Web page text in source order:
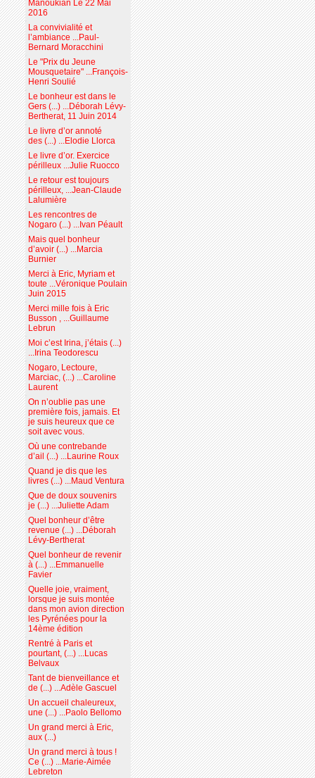
Manoukian Le 22 Mai
2016
La convivialité et
l’ambiance ...Paul-
Bernard Moracchini
Le "Prix du Jeune
Mousquetaire" ...François-
Henri Soulié
Le bonheur est dans le
Gers (...) ...Déborah Lévy-
Bertherat, 11 Juin 2014
Le livre d’or annoté
des (...) ...Elodie Llorca
Le livre d’or. Exercice
périlleux ...Julie Ruocco
Le retour est toujours
périlleux, ...Jean-Claude
Lalumière
Les rencontres de
Nogaro (...) ...Ivan Péault
Mais quel bonheur
d’avoir (...) ...Marcia
Burnier
Merci à Eric, Myriam et
toute ...Véronique Poulain
Juin 2015
Merci mille fois à Eric
Busson , ...Guillaume
Lebrun
Moi c’est Irina, j’étais (...)
...Irina Teodorescu
Nogaro, Lectoure,
Marciac, (...) ...Caroline
Laurent
On n’oublie pas une
première fois, jamais. Et
je suis heureux que ce
soit avec vous.
Où une contrebande
d’ail (...) ...Laurine Roux
Quand je dis que les
livres (...) ...Maud Ventura
Que de doux souvenirs
je (...) ...Juliette Adam
Quel bonheur d’être
revenue (...) ...Déborah
Lévy-Bertherat
Quel bonheur de revenir
à (...) ...Emmanuelle
Favier
Quelle joie, vraiment,
lorsque je suis montée
dans mon avion direction
les Pyrénées pour la
14ème édition
Rentré à Paris et
pourtant, (...) ...Lucas
Belvaux
Tant de bienveillance et
de (...) ...Adèle Gascuel
Un accueil chaleureux,
une (...) ...Paolo Bellomo
Un grand merci à Eric,
aux (...)
Un grand merci à tous !
Ce (...) ...Marie-Aimée
Lebreton